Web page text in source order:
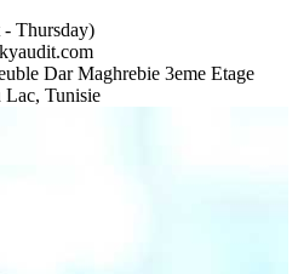
- Thursday)
Dar Maghrebie 3eme Etage
Lac, Tunisie